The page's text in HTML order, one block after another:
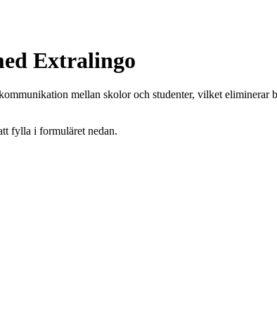
Extralingo
mellan skolor och studenter, vilket eliminerar
fylla i formuläret nedan.